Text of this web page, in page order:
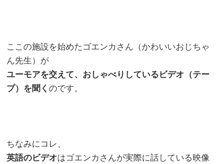
ここの施設を始めたゴエンカさん（かわいいおじちゃ
ん先生）が
ユーモアを交えて、おしゃべりしているビデオ（テー
プ）を聞くのです。
ちなみにコレ、
英語のビデオはゴエンカさんが実際に話している映像